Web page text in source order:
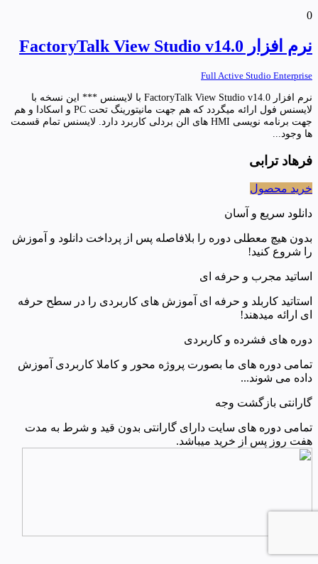
0
نرم افزار FactoryTalk View Studio v14.0
Full Active Studio Enterprise
نرم افزار FactoryTalk View Studio v14.0 با لایسنس *** این نسخه با
لایسنس فول ارائه میگردد که هم جهت مانیتورینگ تحت PC و اسکادا و هم
جهت برنامه نویسی HMI های الن بردلی کاربرد دارد. لایسنس تمام قسمت
ها وجود...
فرهاد ترابی
خرید محصول
دانلود سریع و آسان
بدون هیچ معطلی دوره را بلافاصله پس از پرداخت دانلود و آموزش
را شروع کنید!
اساتید مجرب و حرفه ای
استاتید کاربلد و حرفه ای آموزش های کاربردی را در سطح حرفه
ای ارائه میدهند!
دوره های فشرده و کاربردی
تمامی دوره های ما بصورت پروژه محور و کاملا کاربردی آموزش
داده می شوند...
گارانتی بازگشت وجه
تمامی دوره های سایت دارای گارانتی بدون قید و شرط به مدت
هفت روز پس از خرید میباشد.